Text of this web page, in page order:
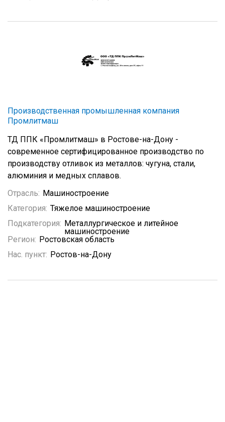
Производственная промышленная компания
Промлитмаш
ТД ППК «Промлитмаш» в Ростове-на-Дону -
современное сертифицированное производство по
производству отливок из металлов: чугуна, стали,
алюминия и медных сплавов.
Отрасль: Машиностроение
Категория: Тяжелое машиностроение
Подкатегория: Металлургическое и литейное
машиностроение
Регион: Ростовская область
Нас. пункт: Ростов-на-Дону